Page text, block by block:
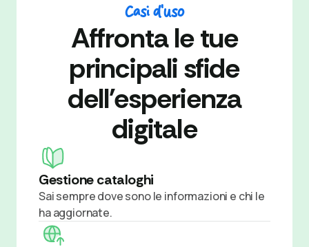
Casi d'uso
Affronta le tue
principali sfide
dell'esperienza
digitale
Gestione cataloghi
Sai sempre dove sono le informazioni e chi le
ha aggiornate.